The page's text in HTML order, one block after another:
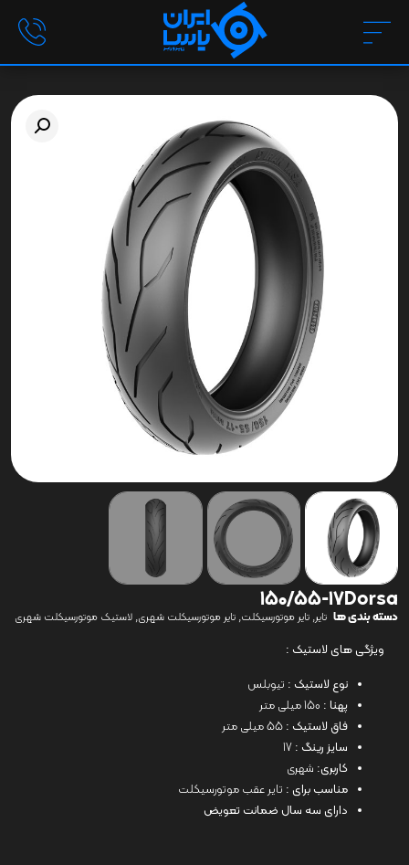
150/55-17Dorsa
دسته بندی ها تایر, تایر موتورسیکلت, تایر موتورسیکلت شهری, لاستیک موتورسیکلت شهری
ویژگی های لاستیک :
نوع لاستیک : تیوبلس
پهنا : 150 میلی متر
فاق لاستیک : 55 میلی متر
سایز رینگ : 17
کاربری: شهری
مناسب برای : تایر عقب موتورسیکلت
دارای سه سال ضمانت تعویض